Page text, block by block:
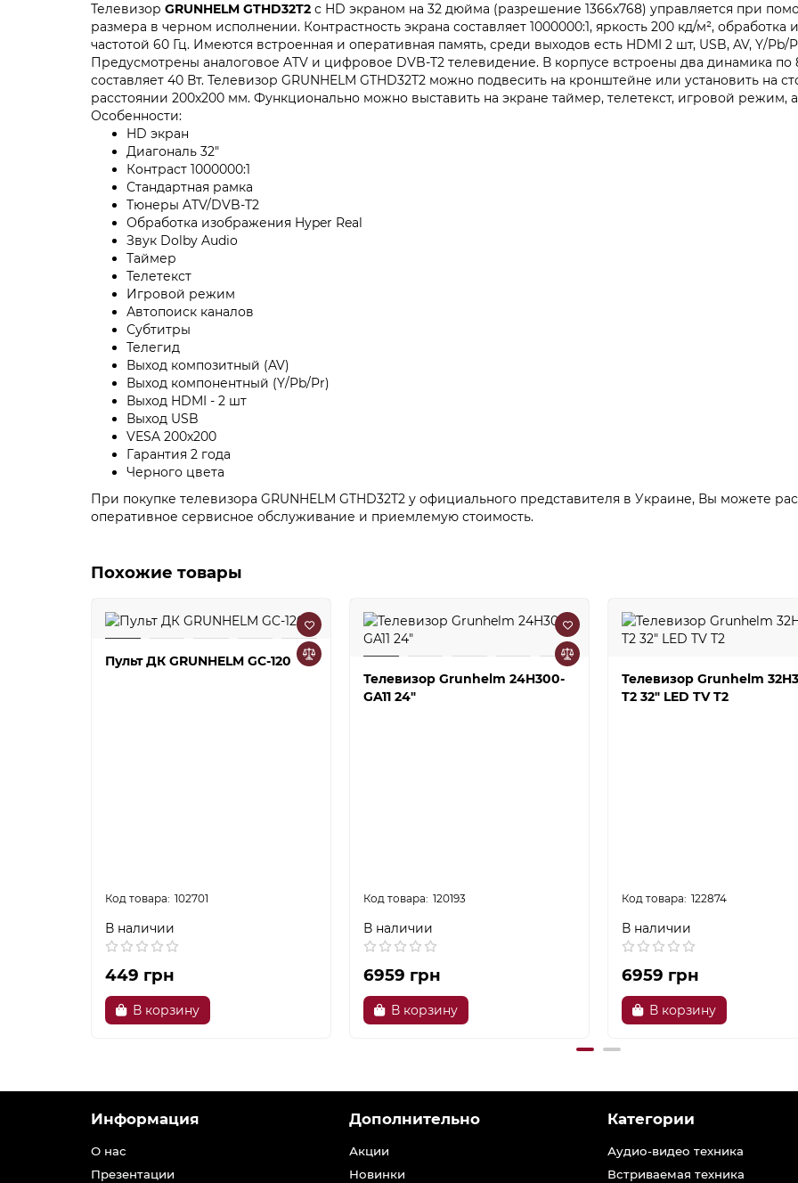
Телевизор GRUNHELM GTHD32T2 с HD экраном на 32 дюйма (разрешение 1366х768) управляется при
размера в черном исполнении. Контрастность экрана составляет 1000000:1, яркость 200 кд/м²,
частотой 60 Гц. Имеются встроенная и оперативная память, среди выходов есть HDMI 2 шт, USB, AV, Y/
Предусмотрены аналоговое ATV и цифровое DVB-T2 телевидение. В корпусе встроены два динамика по
составляет 40 Вт. Телевизор GRUNHELM GTHD32T2 можно подвесить на кронштейне или установить на
расстоянии 200х200 мм. Функционально можно выставить на экране таймер, телетекст, игровой режим,
Особенности:
HD экран
Диагональ 32"
Контраст 1000000:1
Стандартная рамка
Тюнеры ATV/DVB-T2
Обработка изображения Hyper Real
Звук Dolby Audio
Таймер
Телетекст
Игровой режим
Автопоиск каналов
Субтитры
Телегид
Выход композитный (AV)
Выход компонентный (Y/Pb/Pr)
Выход HDMI - 2 шт
Выход USB
VESA 200х200
Гарантия 2 года
Черного цвета
При покупке телевизора GRUNHELM GTHD32T2 у официального представителя в Украине, Вы можете
оперативное сервисное обслуживание и приемлемую стоимость.
Похожие товары
Пульт ДК GRUNHELM GC-120
102701
В наличии
449 грн
В корзину
Телевизор Grunhelm 24H300-
GA11 24"
120193
В наличии
6959 грн
В корзину
Телевизор Grunhelm
T2 32" LED TV T2
122874
В наличии
6959 грн
В корзину
Информация
О нас
Презентации
Дополнительно
Акции
Новинки
Категории
Аудио-видео техника
Встриваемая техника